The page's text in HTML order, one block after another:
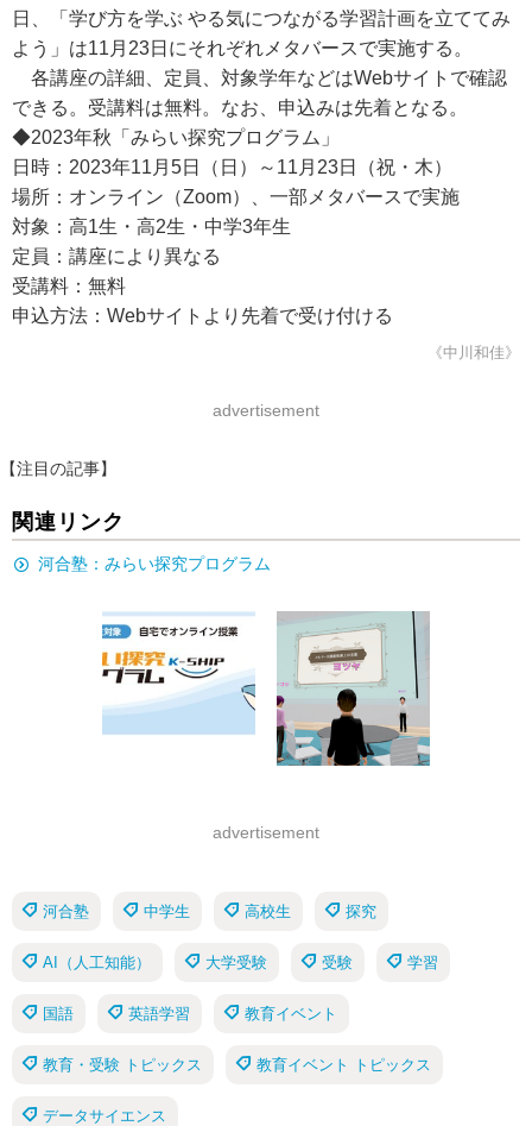
日、「学び方を学ぶ やる気につながる学習計画を立ててみ
よう」は11月23日にそれぞれメタバースで実施する。
各講座の詳細、定員、対象学年などはWebサイトで確認
できる。受講料は無料。なお、申込みは先着となる。
◆2023年秋「みらい探究プログラム」
日時：2023年11月5日（日）～11月23日（祝・木）
場所：オンライン（Zoom）、一部メタバースで実施
対象：高1生・高2生・中学3年生
定員：講座により異なる
受講料：無料
申込方法：Webサイトより先着で受け付ける
《中川和佳》
advertisement
【注目の記事】
関連リンク
河合塾：みらい探究プログラム
advertisement
河合塾 中学生 高校生 探究
AI（人工知能） 大学受験 受験 学習
国語 英語学習 教育イベント
教育・受験 トピックス 教育イベント トピックス
データサイエンス